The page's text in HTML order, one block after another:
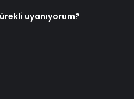
uyanıyorum?